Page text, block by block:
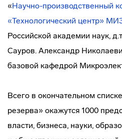
«Научно-производственный
«Технологический центр»
Российской академии наук,
Сауров. Александр
базовой кафедрой
Всего в окончательном
резерва» окажутся 1000
власти, бизнеса, науки,